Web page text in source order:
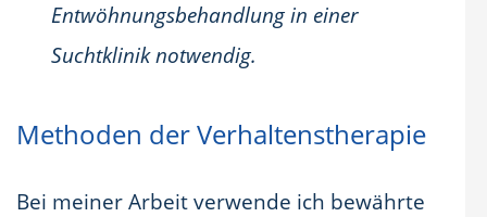
Entwöhnungsbehandlung in einer
Suchtklinik notwendig.
Methoden der Verhaltenstherapie
Bei meiner Arbeit verwende ich bewährte